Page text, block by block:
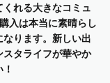
れる大きなコミュ
入は本当に素晴らし
ります。新しい出
タライフが華やか